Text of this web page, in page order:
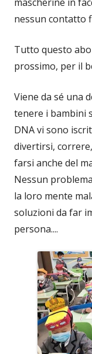
nessun contatto
Tutto questo
prossimo, per il
Viene da sé una
tenere i bambini
DNA vi sono
divertirsi,
farsi anche del
Nessun
la loro mente
soluzioni da far
persona....